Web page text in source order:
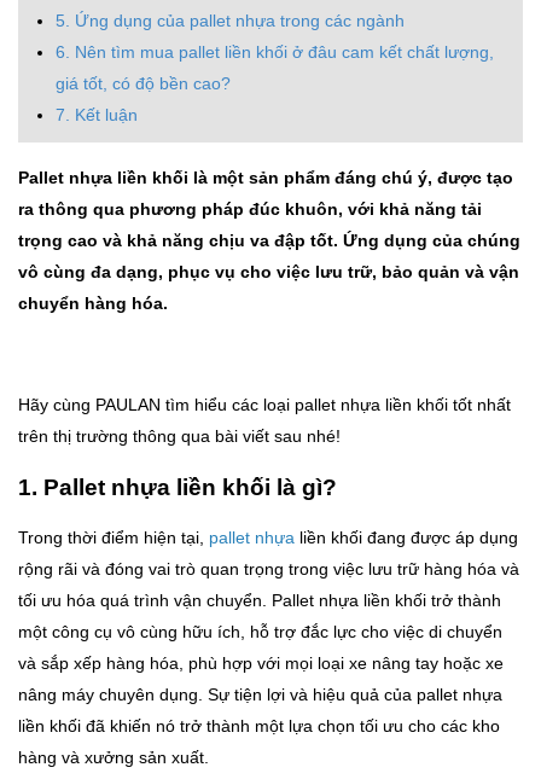
5. Ứng dụng của pallet nhựa trong các ngành
6. Nên tìm mua pallet liền khối ở đâu cam kết chất lượng,
giá tốt, có độ bền cao?
7. Kết luận
Pallet nhựa liền khối là một sản phẩm đáng chú ý, được tạo
ra thông qua phương pháp đúc khuôn, với khả năng tải
trọng cao và khả năng chịu va đập tốt. Ứng dụng của chúng
vô cùng đa dạng, phục vụ cho việc lưu trữ, bảo quản và vận
chuyển hàng hóa.
Hãy cùng PAULAN tìm hiểu các loại pallet nhựa liền khối tốt nhất
trên thị trường thông qua bài viết sau nhé!
1. Pallet nhựa liền khối là gì?
Trong thời điểm hiện tại, pallet nhựa liền khối đang được áp dụng
rộng rãi và đóng vai trò quan trọng trong việc lưu trữ hàng hóa và
tối ưu hóa quá trình vận chuyển. Pallet nhựa liền khối trở thành
một công cụ vô cùng hữu ích, hỗ trợ đắc lực cho việc di chuyển
và sắp xếp hàng hóa, phù hợp với mọi loại xe nâng tay hoặc xe
nâng máy chuyên dụng. Sự tiện lợi và hiệu quả của pallet nhựa
liền khối đã khiến nó trở thành một lựa chọn tối ưu cho các kho
hàng và xưởng sản xuất.